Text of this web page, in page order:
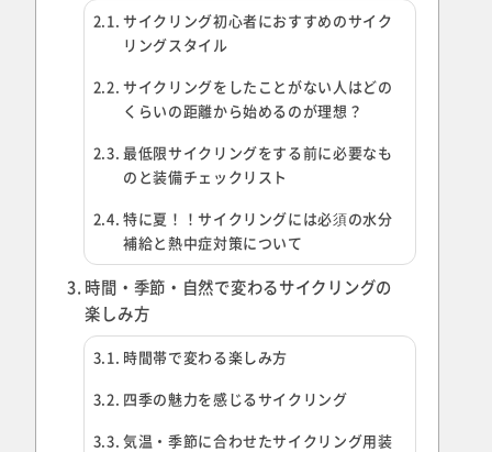
サイクリング初心者におすすめのサイク
リングスタイル
サイクリングをしたことがない人はどの
くらいの距離から始めるのが理想？
最低限サイクリングをする前に必要なも
のと装備チェックリスト
特に夏！！サイクリングには必須の水分
補給と熱中症対策について
時間・季節・自然で変わるサイクリングの
楽しみ方
時間帯で変わる楽しみ方
四季の魅力を感じるサイクリング
気温・季節に合わせたサイクリング用装